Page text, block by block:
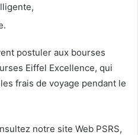
postuler aux bourses
Eiffel Excellence, qui
frais de voyage pendant le
notre site Web PSRS,